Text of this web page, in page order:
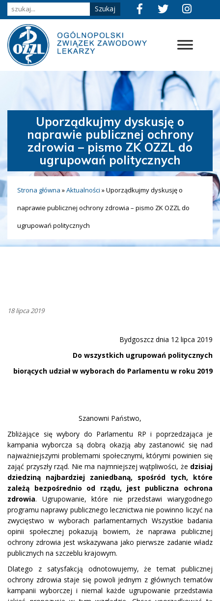
Uporządkujmy dyskusję o
naprawie publicznej ochrony
zdrowia – pismo ZK OZZL do
ugrupowań politycznych
Strona główna »Aktualności »Uporządkujmy dyskusję o
naprawie publicznej ochrony zdrowia – pismo ZK OZZL do
ugrupowań politycznych
18 lipca 2019
Bydgoszcz dnia 12 lipca 2019
Do wszystkich ugrupowań politycznych
biorących udział w wyborach do Parlamentu w roku 2019
Szanowni Państwo,
Zbliżające się wybory do Parlamentu RP i poprzedzająca je
kampania wyborcza są dobrą okazją aby zastanowić się nad
najważniejszymi problemami społecznymi, którymi powinien się
zająć przyszły rząd. Nie ma najmniejszej wątpliwości, że dzisiaj
dziedziną najbardziej zaniedbaną, spośród tych, które
zależą bezpośrednio od rządu, jest publiczna ochrona
zdrowia. Ugrupowanie, które nie przedstawi wiarygodnego
programu naprawy publicznego lecznictwa nie powinno liczyć na
zwycięstwo w wyborach parlamentarnych Wszystkie badania
opinii społecznej pokazują bowiem, że naprawa publicznej
ochrony zdrowia jest wskazywana jako pierwsze zadanie władz
publicznych na szczeblu krajowym.
Dlatego z satysfakcją odnotowujemy, że temat publicznej
ochrony zdrowia staje się powoli jednym z głównych tematów
kampanii wyborczej i niemal każde ugrupowanie przedstawia